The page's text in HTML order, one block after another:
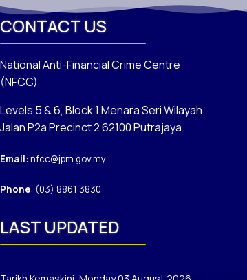
CONTACT US
National Anti-Financial Crime Centre
(NFCC)
Levels 5 & 6, Block 1 Menara Seri Wilayah
Jalan P2a Precinct 2 62100 Putrajaya
Email: nfcc@jpm.gov.my
Phone: (03) 8861 3830
LAST UPDATED